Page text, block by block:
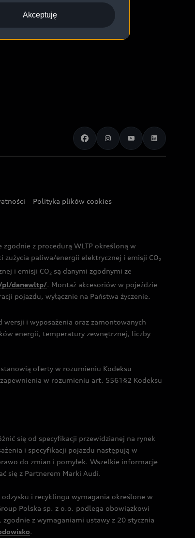
Polityka plików cookies
z procedurą WLTP określoną w
zużycia paliwa/energii elektrycznej i emisji CO2
i emisji CO2 są danymi zgodnymi ze
pl/danewltp/. Montaż akcesoriów w pojeździe
pojazdu, wyłącznie na Państwa życzenie.
i wyposażenia oraz zamontowanych
energii, temperatury zewnętrznej, liczby
oferty w rozumieniu Kodeksu
w rozumieniu art. 5561§2 Kodeksu
się od specyfikacji przewidzianej na rynek
i specyfikacji pojazdu następują w
do zmian i pomyłek. Wszelkie informacje
się z Partnerem Marki Audi.
i recyklingu wymagania określone w
Polska sp. z o.o. podlega obowiązkowi
z wymaganiami ustawy z 20 stycznia
.
Akceptuję